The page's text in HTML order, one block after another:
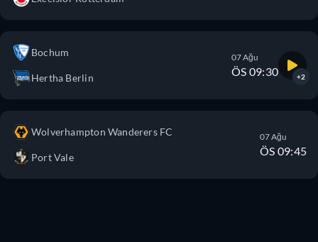
Bochum
Hertha Berlin
07 Ağu
ÖS 09:30 +2
Wolverhampton Wanderers FC
Port Vale
07 Ağu
ÖS 09:45